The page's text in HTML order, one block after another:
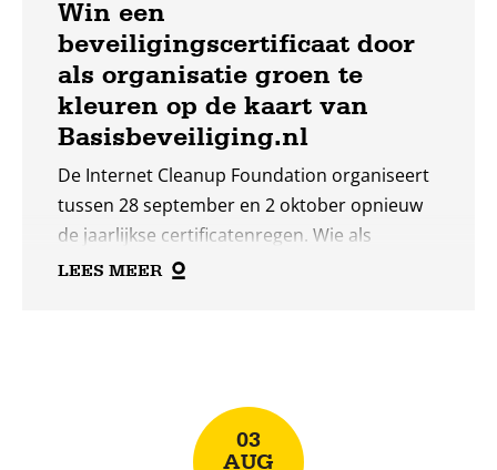
Win een
beveiligingscertificaat door
als organisatie groen te
kleuren op de kaart van
Basisbeveiliging.nl
De Internet Cleanup Foundation organiseert
tussen 28 september en 2 oktober opnieuw
de jaarlijkse certificatenregen. Wie als
organisatie in die periode ten minste een dag
LEES MEER
03
AUG